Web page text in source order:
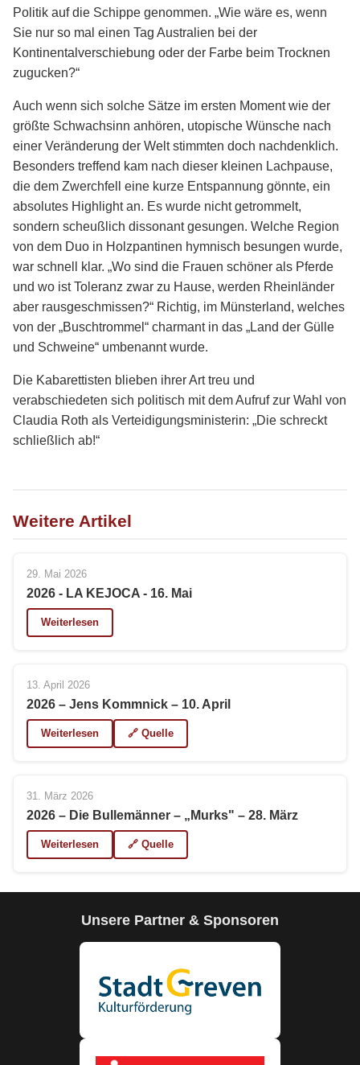
Politik auf die Schippe genommen. „Wie wäre es, wenn
Sie nur so mal einen Tag Australien bei der
Kontinentalverschiebung oder der Farbe beim Trocknen
zugucken?“
Auch wenn sich solche Sätze im ersten Moment wie der
größte Schwachsinn anhören, utopische Wünsche nach
einer Veränderung der Welt stimmten doch nachdenklich.
Besonders treffend kam nach dieser kleinen Lachpause,
die dem Zwerchfell eine kurze Entspannung gönnte, ein
absolutes Highlight an. Es wurde nicht getrommelt,
sondern scheußlich dissonant gesungen. Welche Region
von dem Duo in Holzpantinen hymnisch besungen wurde,
war schnell klar. „Wo sind die Frauen schöner als Pferde
und wo ist Toleranz zwar zu Hause, werden Rheinländer
aber rausgeschmissen?“ Richtig, im Münsterland, welches
von der „Buschtrommel“ charmant in das „Land der Gülle
und Schweine“ umbenannt wurde.
Die Kabarettisten blieben ihrer Art treu und
verabschiedeten sich politisch mit dem Aufruf zur Wahl von
Claudia Roth als Verteidigungsministerin: „Die schreckt
schließlich ab!“
Weitere Artikel
29. Mai 2026
2026 - LA KEJOCA - 16. Mai
Weiterlesen
13. April 2026
2026 – Jens Kommnick – 10. April
Weiterlesen 🔗 Quelle
31. März 2026
2026 – Die Bullemänner – „Murks" – 28. März
Weiterlesen 🔗 Quelle
Unsere Partner & Sponsoren